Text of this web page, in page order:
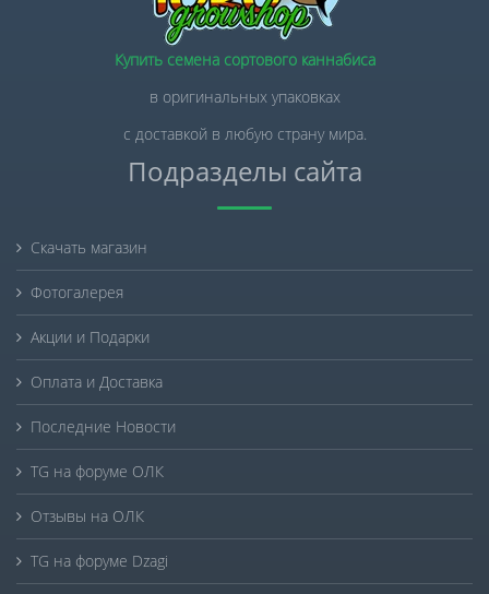
Купить семена сортового каннабиса
в оригинальных упаковках
с доставкой в любую страну мира.
Подразделы сайта
Скачать магазин
Фотогалерея
Акции и Подарки
Оплата и Доставка
Последние Новости
TG на форуме ОЛК
Отзывы на ОЛК
TG на форуме Dzagi